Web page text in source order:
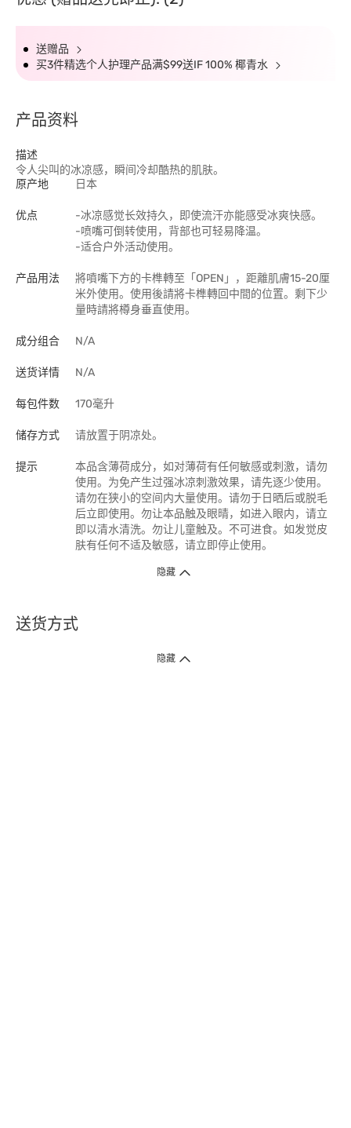
送赠品
买3件精选个人护理产品满$99送IF 100% 椰青水
产品资料
描述
令人尖叫的冰凉感，瞬间冷却酷热的肌肤。
原产地
日本
优点
-冰凉感觉长效持久，即使流汗亦能感受冰爽快感。
-喷嘴可倒转使用，背部也可轻易降温。
-适合户外活动使用。
产品用法
將噴嘴下方的卡榫轉至「OPEN」，距離肌膚15-20厘
米外使用。使用後請將卡榫轉回中間的位置。剩下少
量時請將樽身垂直使用。
成分组合 N/A
送货详情 N/A
每包件数 170毫升
储存方式 请放置于阴凉处。
提示
本品含薄荷成分，如对薄荷有任何敏感或刺激，请勿
使用。为免产生过强冰凉刺激效果，请先逐少使用。
请勿在狭小的空间内大量使用。请勿于日晒后或脱毛
后立即使用。勿让本品触及眼晴，如进入眼内，请立
即以清水清洗。勿让儿童触及。不可进食。如发觉皮
肤有任何不适及敏感，请立即停止使用。
隐藏
送货方式
1. 送货到府（受卫生署条例规管产品除外 ）
隐藏